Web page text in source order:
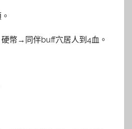
幣→同伴buff穴居人到4血。